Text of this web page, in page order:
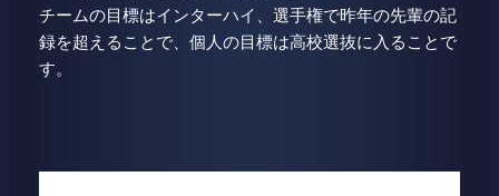
チームの目標はインターハイ、選手権で昨年の先輩の記
録を超えることで、個人の目標は高校選抜に入ることで
す。